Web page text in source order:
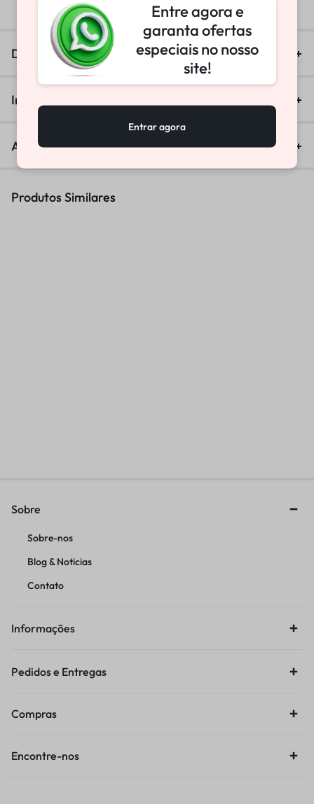
Descrição
Informação adicional
Avaliações (0)
Produtos Similares
Sobre
Sobre-nos
Blog & Noticias
Contato
Informações
Pedidos e Entregas
Compras
Encontre-nos
Entre agora e
garanta ofertas
especiais no nosso
site!
Entrar agora